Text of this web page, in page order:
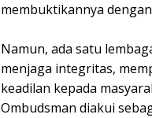
membuktikannya
Namun, ada satu
menjaga integritas,
keadilan kepada
Ombudsman diakui